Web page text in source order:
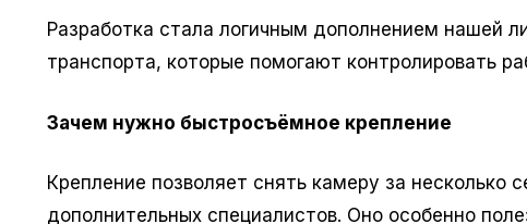
Разработка стала логичным дополнением нашей
транспорта, которые помогают контролировать
Зачем нужно быстросъёмное крепление
Крепление позволяет снять камеру за несколько
дополнительных специалистов. Оно особенно